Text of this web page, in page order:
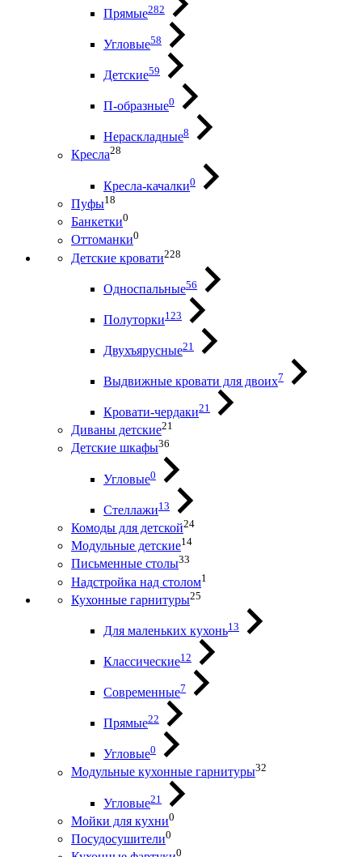
Прямые282
Угловые58
Детские59
П-образные0
Нераскладные8
Кресла28
Кресла-качалки0
Пуфы18
Банкетки0
Оттоманки0
Детские кровати228
Односпальные56
Полуторки123
Двухъярусные21
Выдвижные кровати для двоих7
Кровати-чердаки21
Диваны детские21
Детские шкафы36
Угловые0
Стеллажи13
Комоды для детской24
Модульные детские14
Письменные столы33
Надстройка над столом1
Кухонные гарнитуры25
Для маленьких кухонь13
Классические12
Современные7
Прямые22
Угловые0
Модульные кухонные гарнитуры32
Угловые21
Мойки для кухни0
Посудосушители0
0